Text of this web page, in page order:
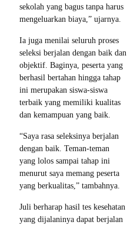
sekolah yang bagus tanpa harus
mengeluarkan biaya,” ujarnya.
Ia juga menilai seluruh proses
seleksi berjalan dengan baik dan
objektif. Baginya, peserta yang
berhasil bertahan hingga tahap
ini merupakan siswa-siswa
terbaik yang memiliki kualitas
dan kemampuan yang baik.
“Saya rasa seleksinya berjalan
dengan baik. Teman-teman
yang lolos sampai tahap ini
menurut saya memang peserta
yang berkualitas,” tambahnya.
Juli berharap hasil tes kesehatan
yang dijalaninya dapat berjalan